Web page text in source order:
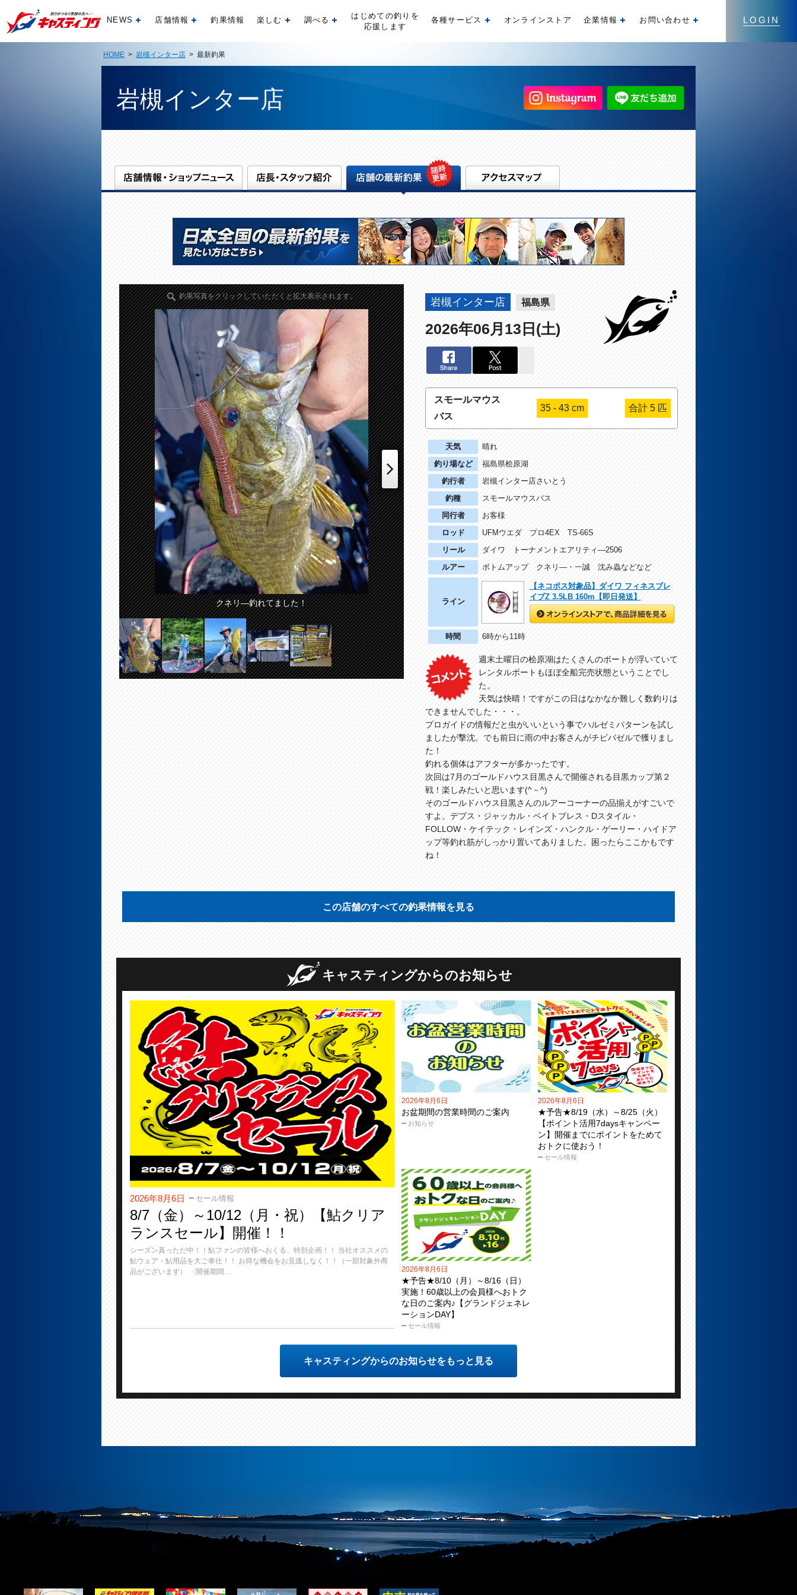
LOGIN
NEWS 開く店舗情報 開く釣果情報 楽しむ 開く調べる 開く
はじめての釣りを
応援します
各種サービス 開くオンラインストア 企業情報 開くお問い合わせ
HOME > 岩槻インター店 > 最新釣果
岩槻インター店
釣果写真をクリックしていただくと拡大表示されます。
クネリ―釣れてました！ パッションズ代表の荻原さん。マグロも釣るけどバスも好き(^－^)
Next
岩槻インター店 福島県
2026年06月13日(土)
スモールマウス
バス
35 - 43 cm 合計 5 匹
天気
晴れ
釣り場など
福島県桧原湖
釣行者
岩槻インター店さいとう
釣種
スモールマウスバス
同行者
お客様
ロッド
UFMウエダ プロ4EX TS-66S
リール
ダイワ トーナメントエアリティ―2506
ルアー
ボトムアップ クネリ―・一誠 沈み蟲などなど
ライン
【ネコポス対象品】ダイワ フィネスブレ
イブZ 3.5LB 160m【即日発送】
時間 6時から11時
週末土曜日の桧原湖はたくさんのボートが浮いていて
レンタルボートもほぼ全船完売状態ということでし
た。
天気は快晴！ですがこの日はなかなか難しく数釣りは
できませんでした・・・。
プロガイドの情報だと虫がいいという事でハルゼミパターンを試し
ましたが撃沈。でも前日に雨の中お客さんがチビバゼルで獲りまし
た！
釣れる個体はアフターが多かったです。
次回は7月のゴールドハウス目黒さんで開催される目黒カップ第２
戦！楽しみたいと思います(^－^)
そのゴールドハウス目黒さんのルアーコーナーの品揃えがすごいで
すよ。デプス・ジャッカル・ベイトブレス・Dスタイル・
FOLLOW・ケイテック・レインズ・ハンクル・ゲーリー・ハイドア
ップ等釣れ筋がしっかり置いてありました。困ったらここかもです
ね！
この店舗のすべての釣果情報を見る
キャスティングからのお知らせ
2026年8月6日 セール情報
8/7（金）～10/12（月・祝）【鮎クリア
ランスセール】開催！！
シーズン真っただ中！！鮎ファンの皆様へおくる、特別企画！！ 当社オススメの
鮎ウェア・鮎用品を大ご奉仕！！ お得な機会をお見逃しなく！！（一部対象外商
品がございます） 〈開催期間…
2026年8月6日
お知らせ
お盆期間の営業時間のご案内
2026年8月6日
セール情報
★予告★8/19（水）～8/25（火）
【ポイント活用7daysキャンペー
ン】開催までにポイントをためて
おトクに使おう！
2026年8月6日
セール情報
★予告★8/10（月）～8/16（日）
実施！60歳以上の会員様へおトク
な日のご案内♪【グランドジェネレ
ーションDAY】
キャスティングからのお知らせをもっと見る